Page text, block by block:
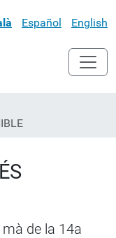
Español English
de la 14a